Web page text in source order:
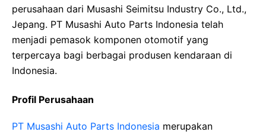
perusahaan dari Musashi Seimitsu Industry Co., Ltd.,
Jepang. PT Musashi Auto Parts Indonesia telah
menjadi pemasok komponen otomotif yang
terpercaya bagi berbagai produsen kendaraan di
Indonesia.
Profil Perusahaan
PT Musashi Auto Parts Indonesia merupakan